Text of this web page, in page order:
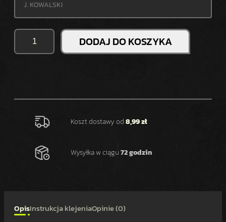
I
O
E
G
DODAJ DO KOSZYKA
Koszt dostawy od8,99 zł
Wysyłka w ciągu72 godzin
OpisInstrukcja klejeniaOpinie (0)